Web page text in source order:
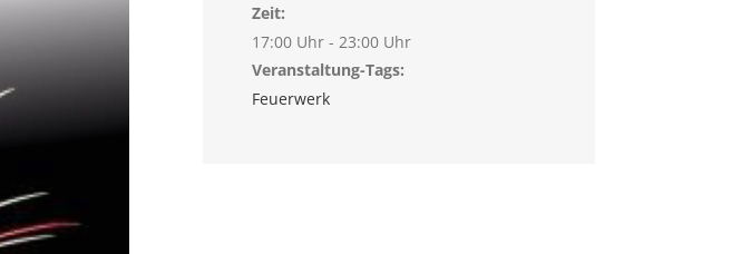
Zeit:
17:00 Uhr - 23:00 Uhr
Veranstaltung-Tags:
Feuerwerk